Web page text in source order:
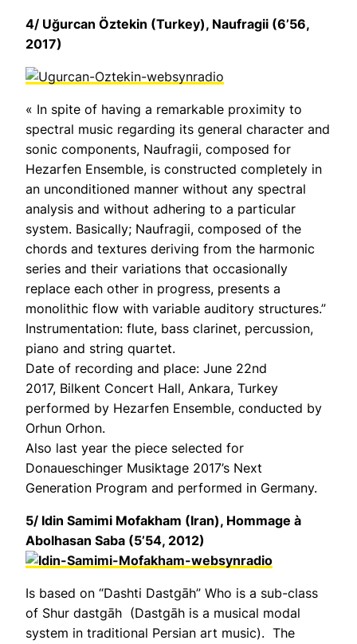
4/ Uğurcan Öztekin (Turkey), Naufragii (6’56,
2017)
« In spite of having a remarkable proximity to
spectral music regarding its general character and
sonic components, Naufragii, composed for
Hezarfen Ensemble, is constructed completely in
an unconditioned manner without any spectral
analysis and without adhering to a particular
system. Basically; Naufragii, composed of the
chords and textures deriving from the harmonic
series and their variations that occasionally
replace each other in progress, presents a
monolithic flow with variable auditory structures.”
Instrumentation: flute, bass clarinet, percussion,
piano and string quartet.
Date of recording and place: June 22nd
2017, Bilkent Concert Hall, Ankara, Turkey
performed by Hezarfen Ensemble, conducted by
Orhun Orhon.
Also last year the piece selected for
Donaueschinger Musiktage 2017’s Next
Generation Program and performed in Germany.
5/ Idin Samimi Mofakham (Iran), Hommage à
Abolhasan Saba (5’54, 2012)
Is based on “Dashti Dastgāh” Who is a sub-class
of Shur dastgāh (Dastgāh is a musical modal
system in traditional Persian art music). The